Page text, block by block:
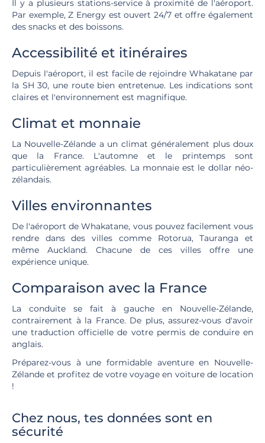
Il y a plusieurs stations-service à proximité de l'aéroport.
Par exemple, Z Energy est ouvert 24/7 et offre également
des snacks et des boissons.
Accessibilité et itinéraires
Depuis l'aéroport, il est facile de rejoindre Whakatane par
la SH 30, une route bien entretenue. Les indications sont
claires et l'environnement est magnifique.
Climat et monnaie
La Nouvelle-Zélande a un climat généralement plus doux
que la France. L'automne et le printemps sont
particulièrement agréables. La monnaie est le dollar néo-
zélandais.
Villes environnantes
De l'aéroport de Whakatane, vous pouvez facilement vous
rendre dans des villes comme Rotorua, Tauranga et
même Auckland. Chacune de ces villes offre une
expérience unique.
Comparaison avec la France
La conduite se fait à gauche en Nouvelle-Zélande,
contrairement à la France. De plus, assurez-vous d'avoir
une traduction officielle de votre permis de conduire en
anglais.
Préparez-vous à une formidable aventure en Nouvelle-
Zélande et profitez de votre voyage en voiture de location
!
Chez nous, tes données sont en
sécurité